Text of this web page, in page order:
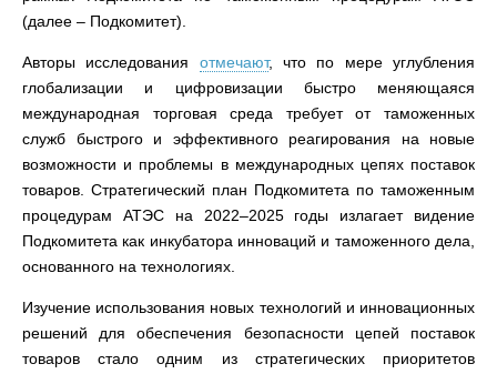
(далее – Подкомитет).
Авторы исследования отмечают, что по мере углубления
глобализации и цифровизации быстро меняющаяся
международная торговая среда требует от таможенных
служб быстрого и эффективного реагирования на новые
возможности и проблемы в международных цепях поставок
товаров. Стратегический план Подкомитета по таможенным
процедурам АТЭС на 2022–2025 годы излагает видение
Подкомитета как инкубатора инноваций и таможенного дела,
основанного на технологиях.
Изучение использования новых технологий и инновационных
решений для обеспечения безопасности цепей поставок
товаров стало одним из стратегических приоритетов